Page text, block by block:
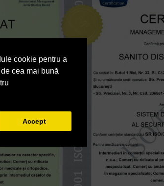
cookie pentru a
cea mai bună
Accept